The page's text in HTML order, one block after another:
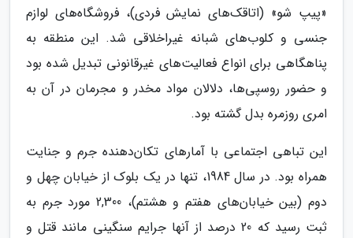
«پیپ شو» (اتاقک‌های نمایش فردی)، فروشگاه‌های لوازم
جنسی و کلوب‌های شبانه غیراخلاقی شد. این منطقه به
پناهگاهی برای انواع فعالیت‌های غیرقانونی تبدیل شده بود
و حضور روسپی‌ها، دلالان مواد مخدر و مجرمان در آن به
امری روزمره بدل گشته بود.
این تباهی اجتماعی با آمارهای تکان‌دهنده جرم و جنایت
همراه بود. در سال 1984، تنها در یک بلوک از خیابان چهل و
دوم (بین خیابان‌های هفتم و هشتم)، 2,300 مورد جرم به
ثبت رسید که 20 درصد از آنها جرایم سنگینی مانند قتل و